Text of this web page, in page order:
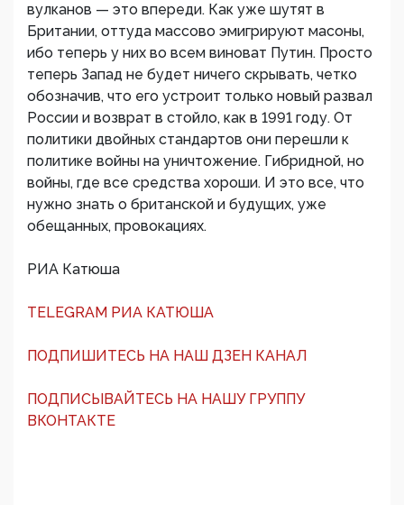
вулканов — это впереди. Как уже шутят в
Британии, оттуда массово эмигрируют масоны,
ибо теперь у них во всем виноват Путин. Просто
теперь Запад не будет ничего скрывать, четко
обозначив, что его устроит только новый развал
России и возврат в стойло, как в 1991 году. От
политики двойных стандартов они перешли к
политике войны на уничтожение. Гибридной, но
войны, где все средства хороши. И это все, что
нужно знать о британской и будущих, уже
обещанных, провокациях.
РИА Катюша
TELEGRAM РИА КАТЮША
ПОДПИШИТЕСЬ НА НАШ ДЗЕН КАНАЛ
ПОДПИСЫВАЙТЕСЬ НА НАШУ ГРУППУ
ВКОНТАКТЕ